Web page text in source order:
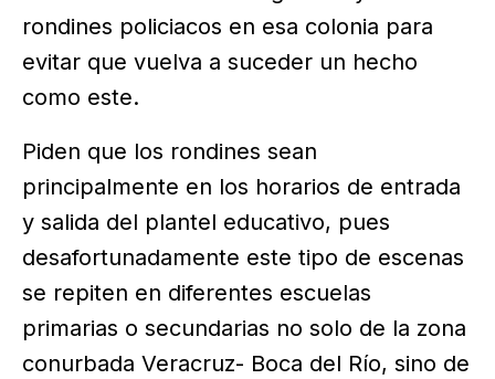
rondines policiacos en esa colonia para
evitar que vuelva a suceder un hecho
como este.
Piden que los rondines sean
principalmente en los horarios de entrada
y salida del plantel educativo, pues
desafortunadamente este tipo de escenas
se repiten en diferentes escuelas
primarias o secundarias no solo de la zona
conurbada Veracruz- Boca del Río, sino de